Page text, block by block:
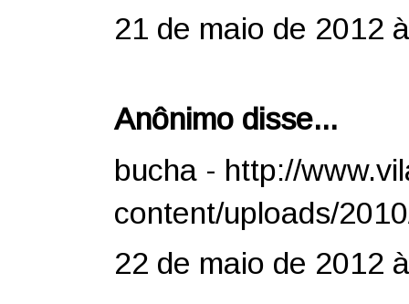
21 de maio de 2012
Anônimo disse...
bucha - http://
content/uploads/
22 de maio de 2012